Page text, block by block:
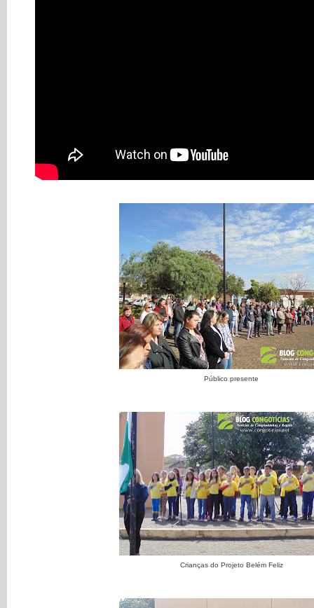
Público presente
Crianças do Projeto Belém Feliz